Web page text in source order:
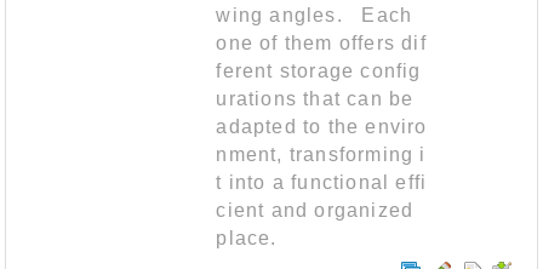
wing angles. Each
one of them offers dif
ferent storage config
urations that can be
adapted to the enviro
nment, transforming i
t into a functional effi
cient and organized
place.